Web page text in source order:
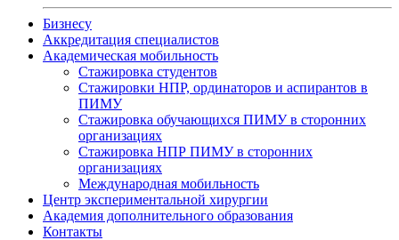
Бизнесу
Аккредитация специалистов
Академическая мобильность
Стажировка студентов
Стажировки НПР, ординаторов и аспирантов в
ПИМУ
Стажировка обучающихся ПИМУ в сторонних
организациях
Стажировка НПР ПИМУ в сторонних
организациях
Международная мобильность
Центр экспериментальной хирургии
Академия дополнительного образования
Контакты